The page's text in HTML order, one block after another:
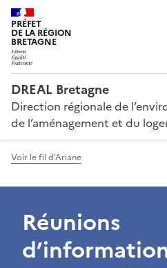
PRÉFET
DE LA RÉGION
BRETAGNE
DREAL Bretagne
Direction régionale de
de l’aménagement et du
Voir le fil d'Ariane
Réunions